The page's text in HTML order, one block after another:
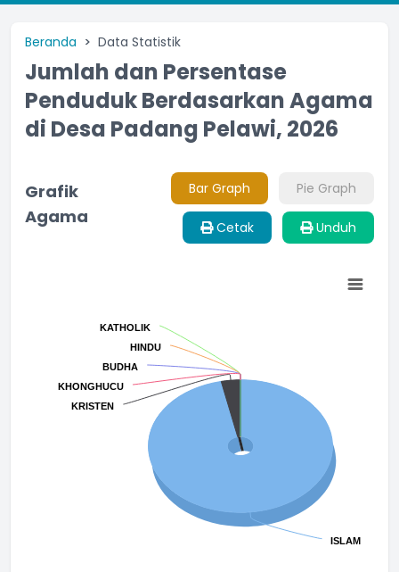
Beranda Data Statistik
Jumlah dan Persentase
Penduduk Berdasarkan Agama
di Desa Padang Pelawi, 2026
Grafik
Agama
Bar Graph Pie Graph
Cetak Unduh
ISLAM
ISLAM
KRISTEN
KRISTEN
KATHOLIK
KATHOLIK
HINDU
HINDU
BUDHA
BUDHA
KHONGHUCU
KHONGHUCU